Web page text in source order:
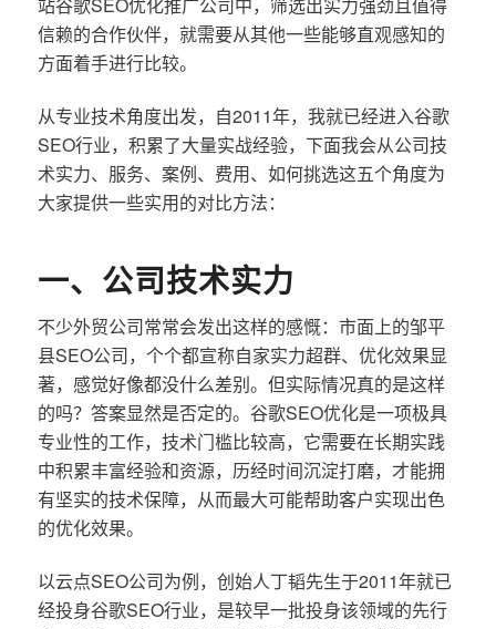
信赖的合作伙伴，就需要从其他一些能够直观感知的
方面着手进行比较。
从专业技术角度出发，自2011年，我就已经进入谷歌
SEO行业，积累了大量实战经验，下面我会从公司技
术实力、服务、案例、费用、如何挑选这五个角度为
大家提供一些实用的对比方法：
一、公司技术实力
不少外贸公司常常会发出这样的感慨：市面上的邹平
县SEO公司，个个都宣称自家实力超群、优化效果显
著，感觉好像都没什么差别。但实际情况真的是这样
的吗？答案显然是否定的。谷歌SEO优化是一项极具
专业性的工作，技术门槛比较高，它需要在长期实践
中积累丰富经验和资源，历经时间沉淀打磨，才能拥
有坚实的技术保障，从而最大可能帮助客户实现出色
的优化效果。
以云点SEO公司为例，创始人丁韬先生于2011年就已
经投身谷歌SEO行业，是较早一批投身该领域的先行